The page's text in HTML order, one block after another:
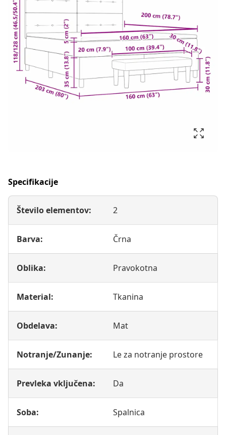
Specifikacije
Število elementov: 2
Barva: Črna
Oblika: Pravokotna
Material: Tkanina
Obdelava: Mat
Notranje/Zunanje: Le za notranje prostore
Prevleka vključena: Da
Soba: Spalnica